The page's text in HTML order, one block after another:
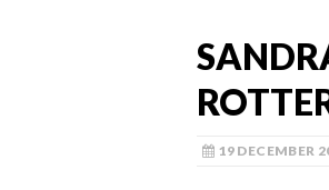
19 DECEMBER